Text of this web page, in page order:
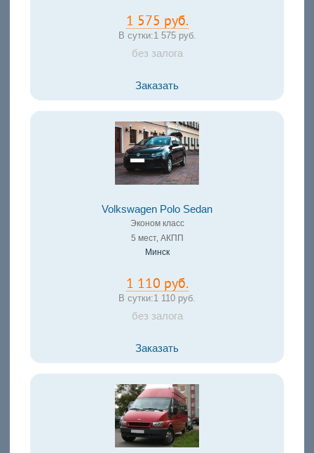
1 575 руб.
В сутки:1 575 руб.
без залога
Заказать
Volkswagen Polo Sedan
Эконом класс
5 мест, АКПП
Минск
1 110 руб.
В сутки:1 110 руб.
без залога
Заказать